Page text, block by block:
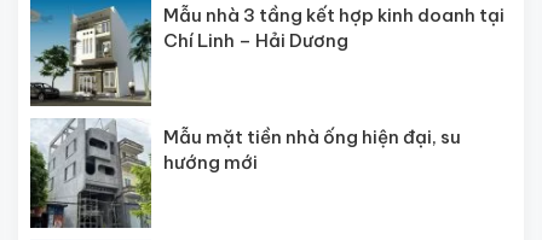
Mẫu nhà 3 tầng kết hợp kinh doanh tại
Chí Linh – Hải Dương
Mẫu mặt tiền nhà ống hiện đại, su
hướng mới